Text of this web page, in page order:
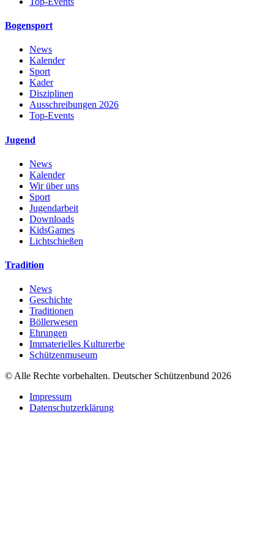
Bogensport
News
Kalender
Sport
Kader
Disziplinen
Ausschreibungen 2026
Top-Events
Jugend
News
Kalender
Wir über uns
Sport
Jugendarbeit
Downloads
KidsGames
Lichtschießen
Tradition
News
Geschichte
Traditionen
Böllerwesen
Ehrungen
Immaterielles Kulturerbe
Schützenmuseum
© Alle Rechte vorbehalten. Deutscher Schützenbund 2026
Impressum
Datenschutzerklärung